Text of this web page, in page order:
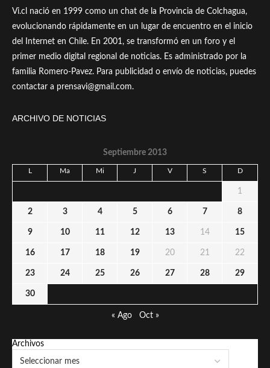
Vi.cl nació en 1999 como un chat de la Provincia de Colchagua,
evolucionando rápidamente en un lugar de encuentro en el inicio
del Internet en Chile. En 2001, se transformó en un foro y el
primer medio digital regional de noticias. Es administrado por la
familia Romero-Pavez. Para publicidad o envío de noticias, puedes
contactar a prensavi@gmail.com.
ARCHIVO DE NOTICIAS
Septiembre 2013
L Ma Mi J V S D
1
2 3 4 5 6 7 8
9 10 11 12 13 14 15
16 17 18 19 20 21 22
23 24 25 26 27 28 29
30
« Ago Oct »
Archivos